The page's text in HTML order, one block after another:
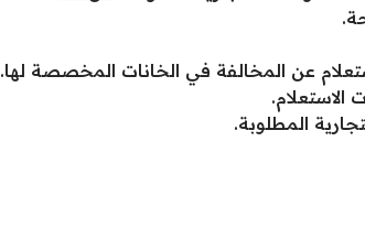
عن المخالفة في الخانات المخصصة لها.
الاستعلام.
المطلوبة.